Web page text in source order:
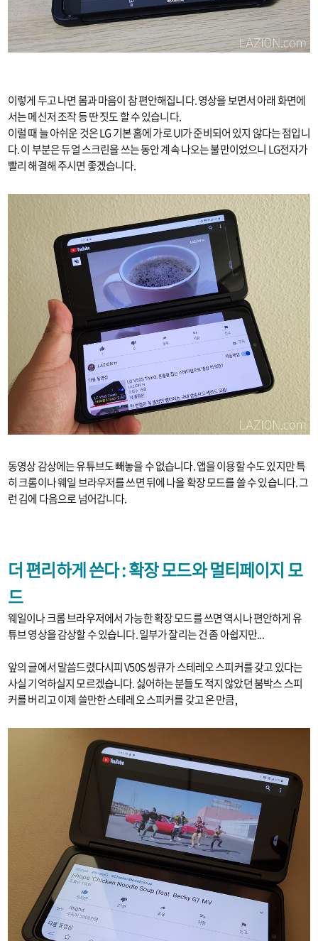
이렇게 두고 나면 몸과 마음이 참 편안해집니다. 영상을 보면서 아래 화면에
서는 메신저 조작 등 딴 짓도 할 수 있습니다.
이럴 때 늘 아쉬운 것은 LG 기본 홈에 가로 UI가 준비되어 있지 않다는 점입니
다. 이 부분은 듀얼 스크린을 쓰는 동안 계속 나오는 불만이었으니 LG전자가
빨리 해결해 주시면 좋겠습니다.
동영상 감상에는 유튜브도 빼놓을 수 없습니다. 앱을 이용할 수도 있지만 특
히 크롬이나 웨일 브라우저를 쓰면 뒤에 나올 확장 모드를 쓸 수 있습니다. 그
런 김에 다음으로 넘어갑니다.
더 편리하게 쓴다 : 확장 모드와 멀티페이지 모
드
웨일이나 크롬 브라우저에서 가능한 확장 모드를 쓰면 역시나 편안하게 유
튜브 영상을 감상할 수 있습니다. 일부가 잘리는 건 좀 아쉽지만...
앞의 글에서 말씀드렸다시피 V50S 씽큐가 스테레오 스피커를 갖고 있다는
사실 기억하실지 모르겠습니다. 싫어하는 분들도 적지 않았던 붐박스 스피
커를 버리고 이제 쓸만한 스테레오 스피커를 갖고 온 만큼,